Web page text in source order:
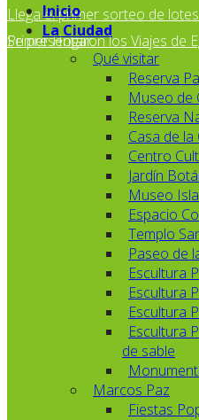
Llega el primer sorteo de
Primer Hogar
Se presentaron los Viajes de
Inicio
La Ciudad
Qué visitar
Reserva
Museo de
Reserva
Casa de la
Centro
Jardín
Museo
Espacio
Templo
Paseo de
Escultura
Escultura
Escultura
Escultura
de sable
Marcos Paz
Fiestas